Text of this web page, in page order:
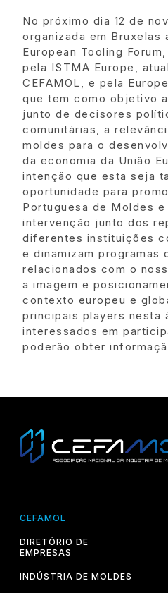
No próximo dia 12 de
organizada em Bruxelas
European Tooling
pela ISTMA Europe,
CEFAMOL, e pela
que tem como objetivo
junto de decisores
comunitárias, a
moldes para o
da economia da União
intenção que esta seja
oportunidade para
Portuguesa de Moldes
intervenção junto dos
diferentes instituições
e dinamizam programas
relacionados com o
a imagem e
contexto europeu e
principais players nesta
interessados em
poderão obter
CEFAMOL
DIRETÓRIO DE
EMPRESAS
INDÚSTRIA DE MOLDES